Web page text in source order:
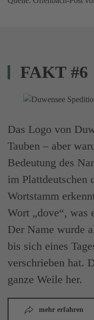
FAKT #6
Das Logo von
Tauben – aber
Bedeutung des
im Plattdeutschen
Wortstamm
Wort „dove“, was
Der Name wurde
bis sich eines
verschrieben hat.
ganze Weile her.
mehr erfahren